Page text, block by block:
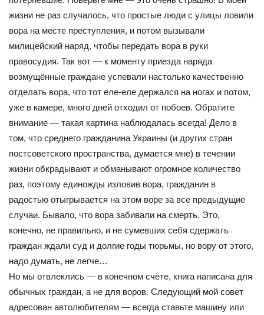
жизни не раз случалось, что простые люди с улицы ловили
вора на месте преступления, и потом вызывали
милицейский наряд, чтобы передать вора в руки
правосудия. Так вот — к моменту приезда наряда
возмущённые граждане успевали настолько качественно
отделать вора, что тот еле-еле держался на ногах и потом,
уже в камере, много дней отходил от побоев. Обратите
внимание — такая картина наблюдалась всегда! Дело в
том, что среднего гражданина Украины (и других стран
постсоветского пространства, думается мне) в течении
жизни обкрадывают и обманывают огромное количество
раз, поэтому единожды изловив вора, гражданин в
радостью отыгрывается на этом воре за все предыдущие
случаи. Бывало, что вора забивали на смерть. Это,
конечно, не правильно, и не сумевших себя сдержать
граждан ждали суд и долгие годы тюрьмы, но вору от этого,
надо думать, не легче…
Но мы отвлеклись — в конечном счёте, книга написана для
обычных граждан, а не для воров. Следующий мой совет
адресован автолюбителям — всегда ставьте машину или